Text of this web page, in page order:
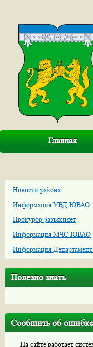
Главная
Новости района
Информация УВД ЮВАО
Прокурор разъясняет
Информация МЧС ЮВАО
Информация
Полезно знать
Сообщить об ошибке
На сайте работает